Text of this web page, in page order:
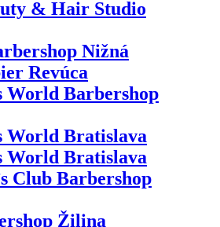
& Hair Studio
Nižná
Revúca
World Barbershop
World Bratislava
World Bratislava
Club Barbershop
Žilina